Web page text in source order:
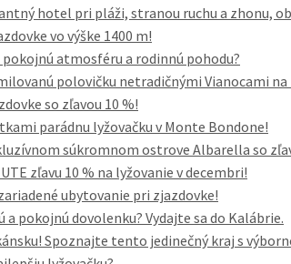
hotel pri pláži, stranou ruchu a zhonu,
vo výške 1400 m!
atmosféru a rodinnú pohodu?
polovičku netradičnými Vianocami na
so zľavou 10 %!
parádnu lyžovačku v Monte Bondone!
súkromnom ostrove Albarella so
zľavu 10 % na lyžovanie v decembri!
ubytovanie pri zjazdovke!
a pokojnú dovolenku? Vydajte sa do Kalábrie.
Spoznajte tento jedinečný kraj s